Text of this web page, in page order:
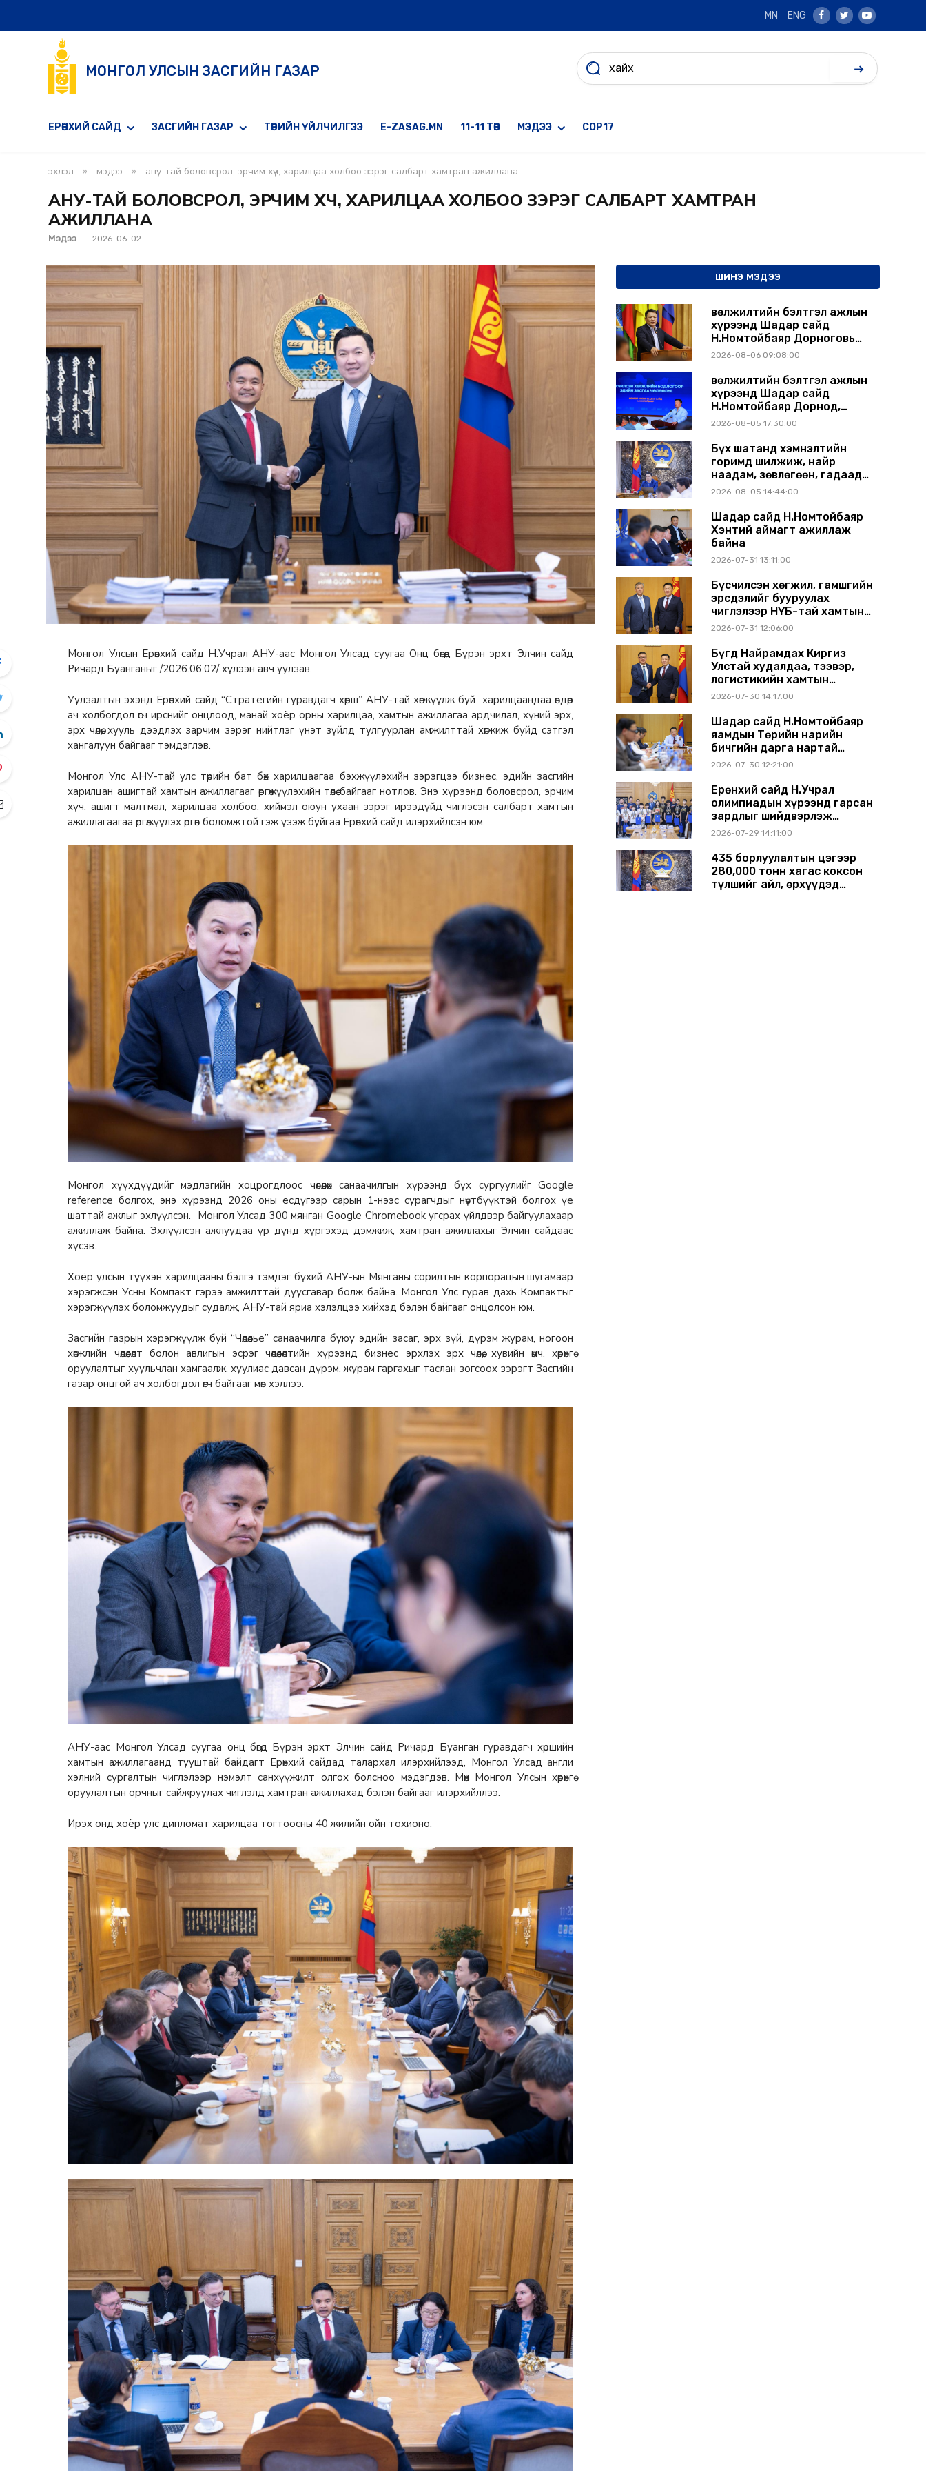
MN ENG
Facebook
TwitterYoutube
МОНГОЛ УЛСЫН ЗАСГИЙН ГАЗАР
ЕРӨНХИЙ САЙД ЗАСГИЙН ГАЗАР ТӨРИЙН ҮЙЛЧИЛГЭЭ E-ZASAG.MN 11-11 ТӨВ МЭДЭЭ COP17
эхлэл » мэдээ » ану-тай боловсрол, эрчим хүч, харилцаа холбоо зэрэг салбарт хамтран ажиллана
АНУ-ТАЙ БОЛОВСРОЛ, ЭРЧИМ ХҮЧ, ХАРИЛЦАА ХОЛБОО ЗЭРЭГ САЛБАРТ ХАМТРАН
АЖИЛЛАНА
Мэдээ 2026-06-02
Монгол Улсын Ерөнхий сайд Н.Учрал АНУ-аас Монгол Улсад суугаа Онц бөгөөд Бүрэн эрхт Элчин сайд
Ричард Буанганыг /2026.06.02/ хүлээн авч уулзав.
Уулзалтын эхэнд Ерөнхий сайд “Стратегийн гуравдагч хөрш” АНУ-тай хөгжүүлж буй харилцаандаа өндөр
ач холбогдол өгч ирснийг онцлоод, манай хоёр орны харилцаа, хамтын ажиллагаа ардчилал, хүний эрх,
эрх чөлөө, хууль дээдлэх зарчим зэрэг нийтлэг үнэт зүйлд тулгуурлан амжилттай хөгжиж буйд сэтгэл
хангалуун байгааг тэмдэглэв.
Монгол Улс АНУ-тай улс төрийн бат бөх харилцаагаа бэхжүүлэхийн зэрэгцээ бизнес, эдийн засгийн
харилцан ашигтай хамтын ажиллагааг өргөжүүлэхийн төлөө байгааг нотлов. Энэ хүрээнд боловсрол, эрчим
хүч, ашигт малтмал, харилцаа холбоо, хиймэл оюун ухаан зэрэг ирээдүйд чиглэсэн салбарт хамтын
ажиллагаагаа өргөжүүлэх өргөн боломжтой гэж үзэж буйгаа Ерөнхий сайд илэрхийлсэн юм.
Монгол хүүхдүүдийг мэдлэгийн хоцрогдлоос чөлөөлөх санаачилгын хүрээнд бүх сургуулийг Google
reference болгох, энэ хүрээнд 2026 оны есдүгээр сарын 1-нээс сурагчдыг нөүтбүүктэй болгох үе
шаттай ажлыг эхлүүлсэн. Монгол Улсад 300 мянган Google Chromebook угсрах үйлдвэр байгуулахаар
ажиллаж байна. Эхлүүлсэн ажлуудаа үр дүнд хүргэхэд дэмжиж, хамтран ажиллахыг Элчин сайдаас
хүсэв.
Хоёр улсын түүхэн харилцааны бэлгэ тэмдэг бүхий АНУ-ын Мянганы сорилтын корпорацын шугамаар
хэрэгжсэн Усны Компакт гэрээ амжилттай дуусгавар болж байна. Монгол Улс гурав дахь Компактыг
хэрэгжүүлэх боломжуудыг судалж, АНУ-тай яриа хэлэлцээ хийхэд бэлэн байгааг онцолсон юм.
Засгийн газрын хэрэгжүүлж буй “Чөлөөлье” санаачилга буюу эдийн засаг, эрх зүй, дүрэм журам, ногоон
хөгжлийн чөлөөлөлт болон авлигын эсрэг чөлөөлөлтийн хүрээнд бизнес эрхлэх эрх чөлөө, хувийн өмч, хөрөнгө
оруулалтыг хуульчлан хамгаалж, хуулиас давсан дүрэм, журам гаргахыг таслан зогсоох зэрэгт Засгийн
газар онцгой ач холбогдол өгч байгааг мөн хэллээ.
АНУ-аас Монгол Улсад суугаа онц бөгөөд Бүрэн эрхт Элчин сайд Ричард Буанган гуравдагч хөршийн
хамтын ажиллагаанд тууштай байдагт Ерөнхий сайдад талархал илэрхийлээд, Монгол Улсад англи
хэлний сургалтын чиглэлээр нэмэлт санхүүжилт олгох болсноо мэдэгдэв. Мөн Монгол Улсын хөрөнгө
оруулалтын орчныг сайжруулах чиглэлд хамтран ажиллахад бэлэн байгааг илэрхийллээ.
Ирэх онд хоёр улс дипломат харилцаа тогтоосны 40 жилийн ойн тохионо.
ШИНЭ МЭДЭЭ
Өвөлжилтийн бэлтгэл ажлын
хүрээнд Шадар сайд
Н.Номтойбаяр Дорноговь
аймагт ажиллав
2026-08-06 09:08:00
Өвөлжилтийн бэлтгэл ажлын
хүрээнд Шадар сайд
Н.Номтойбаяр Дорнод,
Сүхбаатар аймагт ажиллав
2026-08-05 17:30:00
Бүх шатанд хэмнэлтийн
горимд шилжиж, найр
наадам, зөвлөгөөн, гадаад
томилолтыг хориглолоо
2026-08-05 14:44:00
Шадар сайд Н.Номтойбаяр
Хэнтий аймагт ажиллаж
байна
2026-07-31 13:11:00
Бүсчилсэн хөгжил, гамшгийн
эрсдэлийг бууруулах
чиглэлээр НҮБ-тай хамтын
ажиллагаагаа
солилцлоо
2026-07-31 12:06:00
Бүгд Найрамдах Киргиз
Улстай худалдаа, тээвэр,
логистикийн хамтын
ажиллагааг өргөжүүлнэ
2026-07-30 14:17:00
Шадар сайд Н.Номтойбаяр
яамдын Төрийн нарийн
бичгийн дарга нартай
шуурхай хуралдлаа
2026-07-30 12:21:00
Ерөнхий сайд Н.Учрал
олимпиадын хүрээнд гарсан
зардлыг шийдвэрлэж
өгөхөөр болов
2026-07-29 14:11:00
435 борлуулалтын цэгээр
280,000 тонн хагас коксон
түлшийг айл, өрхүүдэд